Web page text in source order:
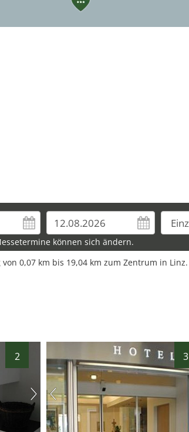
27
können sich ändern.
0,07 km bis 19,04 km zum Zentrum in Linz.
2 3